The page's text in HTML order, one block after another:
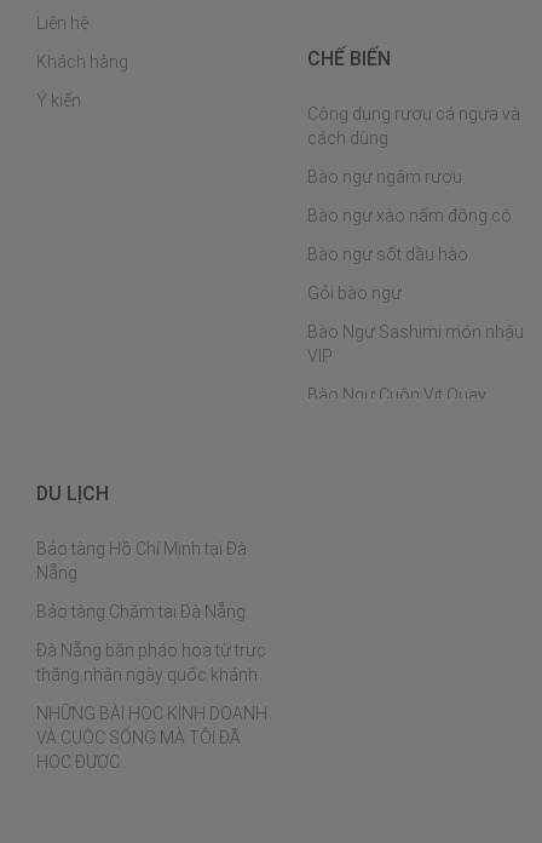
Liên hệ
Khách hàng
Ý kiến
CHẾ BIẾN
Công dụng rượu cá ngựa và
cách dùng
Bào ngư ngâm rượu
Bào ngư xào nấm đông cô
Bào ngư sốt dầu hào
Gỏi bào ngư
Bào Ngư Sashimi món nhậu
VIP
Bào Ngư Cuộn Vịt Quay
DU LỊCH
Bảo tàng Hồ Chí Minh tại Đà
Nẵng
Bảo tàng Chăm tại Đà Nẵng
Đà Nẵng bắn pháo hoa từ trực
thăng nhân ngày quốc khánh
NHỮNG BÀI HỌC KINH DOANH
VÀ CUỘC SỐNG MÀ TÔI ĐÃ
HỌC ĐƯỢC…